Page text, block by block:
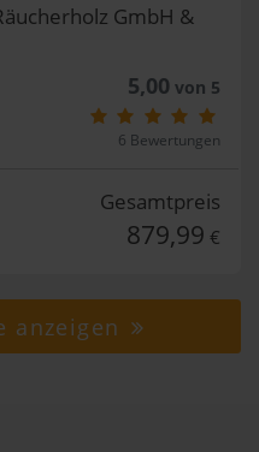
GmbH &
5,00 von 5
6 Bewertungen
Gesamtpreis
879,99 €
anzeigen